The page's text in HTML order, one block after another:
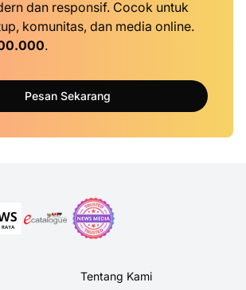
dan responsif. Cocok untuk
komunitas, dan media online.
.
Pesan Sekarang
Tentang Kami